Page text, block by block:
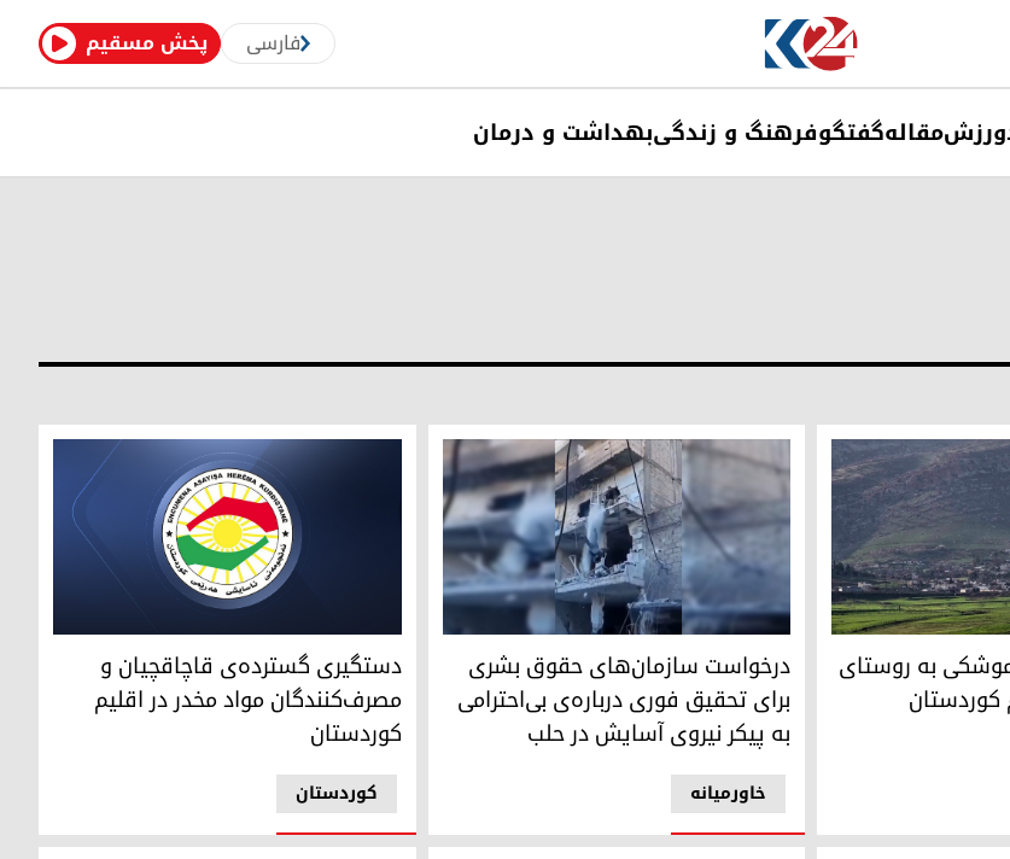
پخش مسقیم فارسی
ورزشمقالهگفتگوفرهنگ و زندگیبهداشت و درمان
سلیمانیە
به روستای
کوردستان
درخواست سازمان‌های حقوق بشری برای تحقیق فوری درباره‌ی بی‌احترامی به پیکر نیروی آسایش
خاورمیانه
درخواست سازمان‌های حقوق بشری
برای تحقیق فوری درباره‌ی بی‌احترامی
به پیکر نیروی آسایش در حلب
دستگیری گسترده‌ی قاچاقچیان و مصرف‌کنندگان
کوردستان
دستگیری گسترده‌ی قاچاقچیان و
مصرف‌کنندگان مواد مخدر در اقلیم
کوردستان